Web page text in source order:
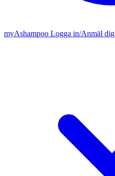
myAshampoo Logga in/Anmäl dig